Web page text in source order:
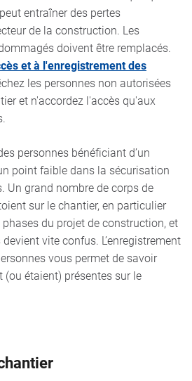
entraîner des pertes
de la construction. Les
doivent être remplacés.
et à l'enregistrement des
les personnes non autorisées
et n'accordez l'accès qu'aux
personnes bénéficiant d’un
point faible dans la sécurisation
Un grand nombre de corps de
sur le chantier, en particulier
du projet de construction, et
devient vite confus. L’enregistrement
vous permet de savoir
étaient) présentes sur le